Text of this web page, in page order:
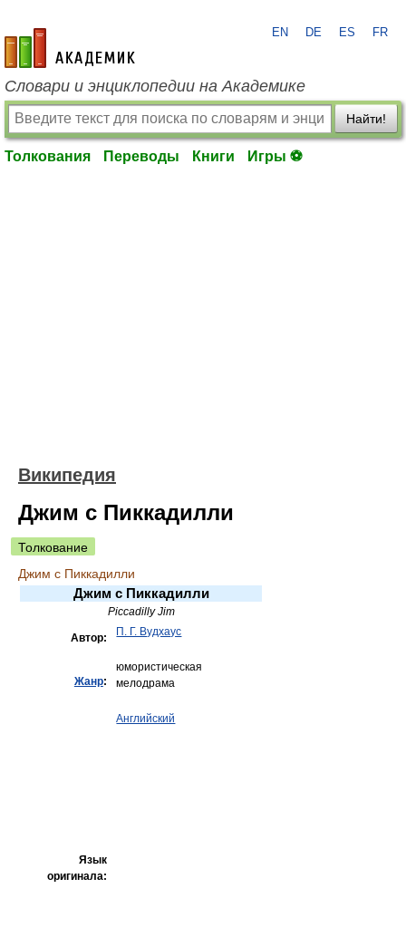
academic.ru
EN DE ES FR
Словари и энциклопедии на Академике
Найти!
Толкования Переводы Книги Игры ⚽
Википедия
Джим с Пиккадилли
Толкование
Джим с Пиккадилли
Джим с Пиккадилли
Piccadilly Jim
Автор: П. Г. Вудхаус
Жанр:
юмористическая
мелодрама
Язык
оригинала:
Английский